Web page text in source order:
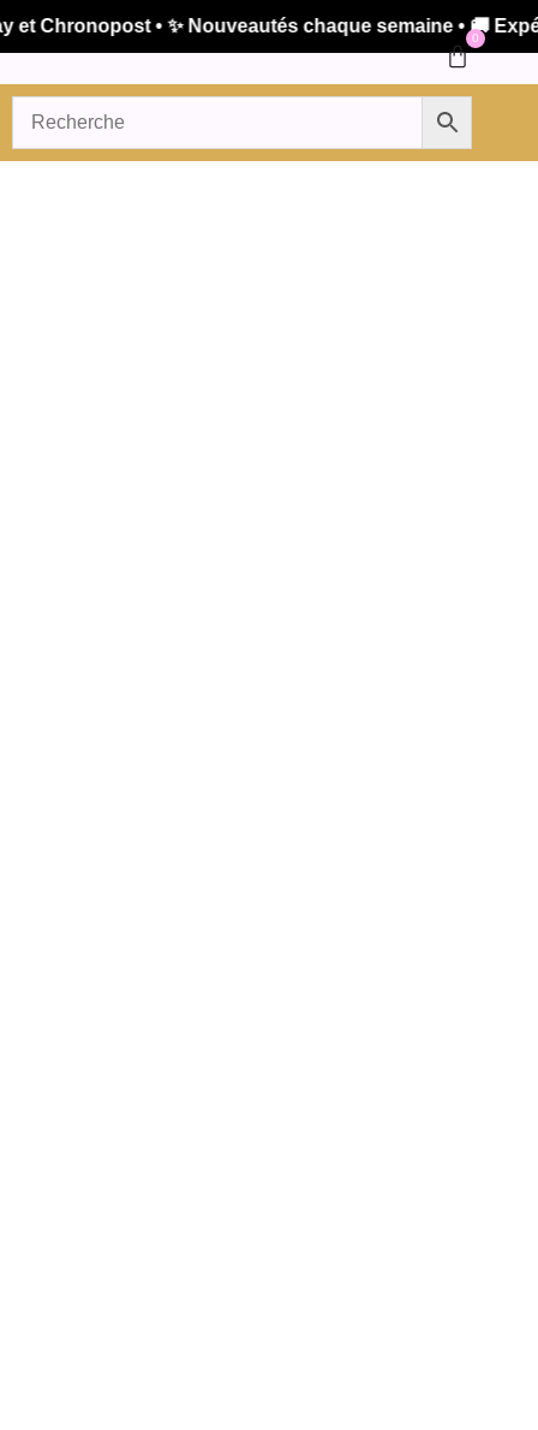
• ✨ Nouveautés chaque semaine • 🚚
0